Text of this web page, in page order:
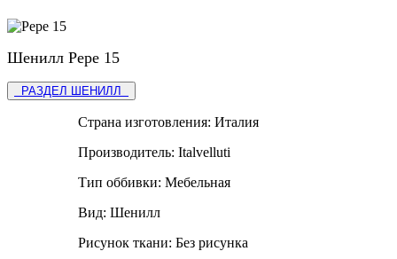
Шенилл Pepe 15
РАЗДЕЛ ШЕНИЛЛ
Страна изготовления: Италия
Производитель: Italvelluti
Тип оббивки: Мебельная
Вид: Шенилл
Рисунок ткани: Без рисунка